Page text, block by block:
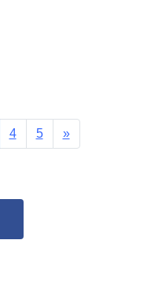
4 5 »次へ